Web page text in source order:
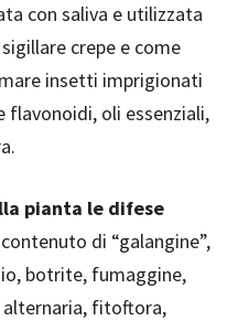
con saliva e utilizzata
crepe e come
insetti imprigionati
flavonoidi, oli essenziali,
pianta le difese
di “galangine”,
botrite, fumaggine,
fitoftora,